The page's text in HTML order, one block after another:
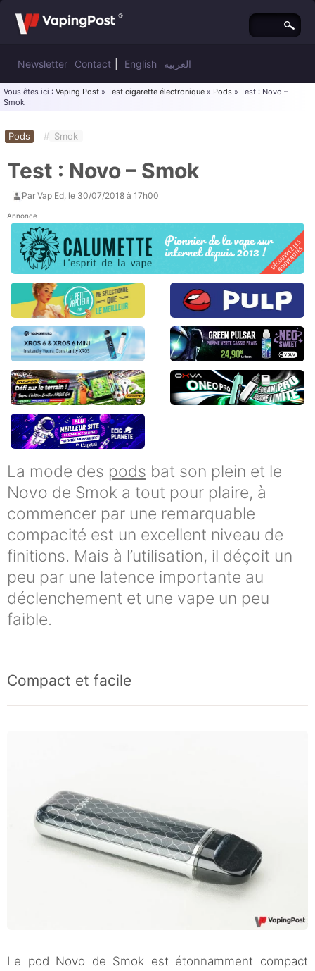
Newsletter Contact English العربية
Vous êtes ici : Vaping Post » Test cigarette électronique » Pods » Test : Novo –
Smok
Test : Novo – Smok
Pods # Smok
Par Vap Ed, le 30/07/2018 à 17h00
Annonce
La mode des pods bat son plein et le
Novo de Smok a tout pour plaire, à
commencer par une remarquable
compacité est un excellent niveau de
finitions. Mais à l’utilisation, il déçoit un
peu par une latence importante au
déclenchement et une vape un peu
faible.
Compact et facile
Le pod Novo de Smok est étonnamment compact